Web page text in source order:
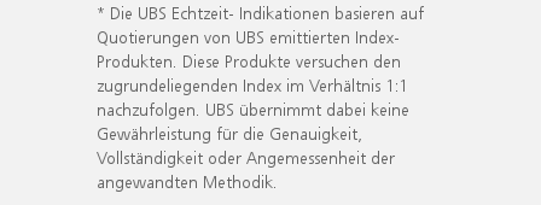
* Die UBS Echtzeit- Indikationen basieren auf
Quotierungen von UBS emittierten Index-
Produkten. Diese Produkte versuchen den
zugrundeliegenden Index im Verhältnis 1:1
nachzufolgen. UBS übernimmt dabei keine
Gewährleistung für die Genauigkeit,
Vollständigkeit oder Angemessenheit der
angewandten Methodik.